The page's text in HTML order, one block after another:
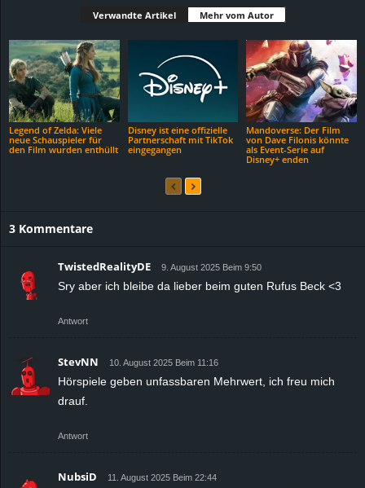
Verwandte Artikel Mehr vom Autor
Legend of Zelda: Viele
neue Schauspieler für
den Film wurden enthüllt
Disney ist eine offizielle
Partnerschaft mit TikTok
eingegangen
Mandoverse: Der Film
von Dave Filonis könnte
als Event-Serie auf
Disney+ enden
3 Kommentare
TwistedRealityDE 9. August 2025 Beim 9:50
Sry aber ich bleibe da lieber beim guten Rufus Beck <3
Antwort
StevNN 10. August 2025 Beim 11:16
Hörspiele geben unfassbaren Mehrwert, ich freu mich
drauf.
Antwort
NubsiD 11. August 2025 Beim 22:44